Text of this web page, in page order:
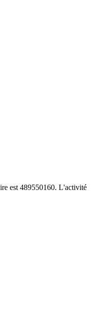
est 489550160. L'activité